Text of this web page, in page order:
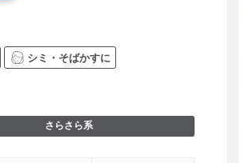
シミ・そばかすに
さらさら系